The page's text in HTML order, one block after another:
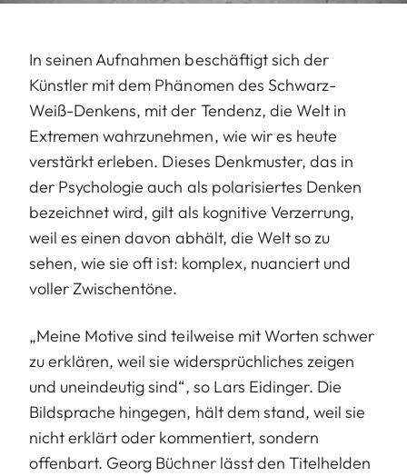
In seinen Aufnahmen beschäftigt sich der
Künstler mit dem Phänomen des Schwarz-
Weiß-Denkens, mit der Tendenz, die Welt in
Extremen wahrzunehmen, wie wir es heute
verstärkt erleben. Dieses Denkmuster, das in
der Psychologie auch als polarisiertes Denken
bezeichnet wird, gilt als kognitive Verzerrung,
weil es einen davon abhält, die Welt so zu
sehen, wie sie oft ist: komplex, nuanciert und
voller Zwischentöne.
„Meine Motive sind teilweise mit Worten schwer
zu erklären, weil sie widersprüchliches zeigen
und uneindeutig sind“, so Lars Eidinger. Die
Bildsprache hingegen, hält dem stand, weil sie
nicht erklärt oder kommentiert, sondern
offenbart. Georg Büchner lässt den Titelhelden